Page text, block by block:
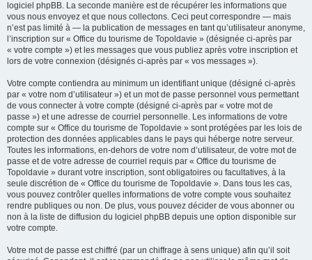
logiciel phpBB. La seconde manière est de récupérer les informations que
vous nous envoyez et que nous collectons. Ceci peut correspondre — mais
n’est pas limité à — la publication de messages en tant qu’utilisateur anonyme,
l’inscription sur « Office du tourisme de Topoldavie » (désignée ci-après par
« votre compte ») et les messages que vous publiez après votre inscription et
lors de votre connexion (désignés ci-après par « vos messages »).
Votre compte contiendra au minimum un identifiant unique (désigné ci-après
par « votre nom d’utilisateur ») et un mot de passe personnel vous permettant
de vous connecter à votre compte (désigné ci-après par « votre mot de
passe ») et une adresse de courriel personnelle. Les informations de votre
compte sur « Office du tourisme de Topoldavie » sont protégées par les lois de
protection des données applicables dans le pays qui héberge notre serveur.
Toutes les informations, en-dehors de votre nom d’utilisateur, de votre mot de
passe et de votre adresse de courriel requis par « Office du tourisme de
Topoldavie » durant votre inscription, sont obligatoires ou facultatives, à la
seule discrétion de « Office du tourisme de Topoldavie ». Dans tous les cas,
vous pouvez contrôler quelles informations de votre compte vous souhaitez
rendre publiques ou non. De plus, vous pouvez décider de vous abonner ou
non à la liste de diffusion du logiciel phpBB depuis une option disponible sur
votre compte.
Votre mot de passe est chiffré (par un chiffrage à sens unique) afin qu’il soit